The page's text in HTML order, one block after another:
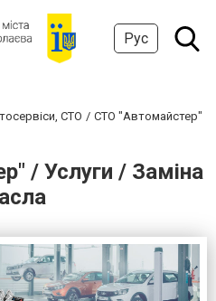
Рус
СТО СТО "Автомайстер"
/ Услуги / Заміна